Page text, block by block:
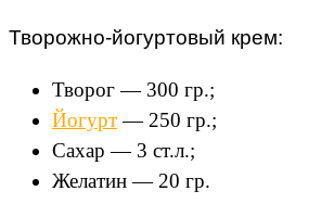
Творожно-йогуртовый крем:
Творог — 300 гр.;
Йогурт— 250 гр.;
Сахар — 3 ст.л.;
Желатин — 20 гр.